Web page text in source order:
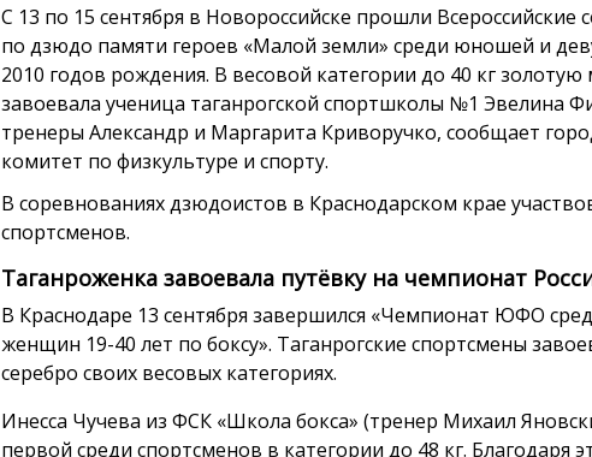
С 13 по 15 сентября в Новороссийске прошли Всероссийские
по дзюдо памяти героев «Малой земли» среди юношей и
2010 годов рождения. В весовой категории до 40 кг золотую
завоевала ученица таганрогской спортшколы №1 Эвелина
тренеры Александр и Маргарита Криворучко, сообщает
комитет по физкультуре и спорту.
В соревнованиях дзюдоистов в Краснодарском крае
спортсменов.
Таганроженка завоевала путёвку на чемпионат
В Краснодаре 13 сентября завершился «Чемпионат ЮФО
женщин 19-40 лет по боксу». Таганрогские спортсмены
серебро своих весовых категориях.
Инесса Чучева из ФСК «Школа бокса» (тренер Михаил
первой среди спортсменов в категории до 48 кг. Благодаря